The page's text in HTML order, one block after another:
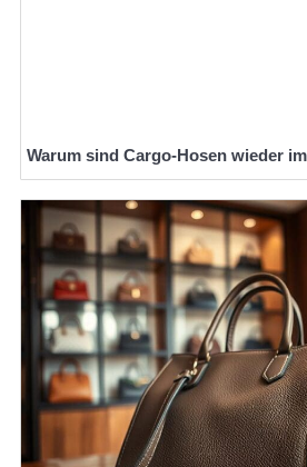
Warum sind Cargo-Hosen wieder